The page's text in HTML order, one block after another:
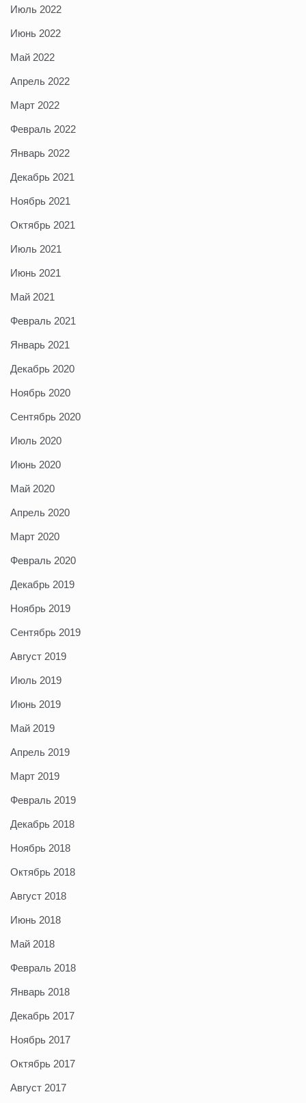
Июль 2022
Июнь 2022
Май 2022
Апрель 2022
Март 2022
Февраль 2022
Январь 2022
Декабрь 2021
Ноябрь 2021
Октябрь 2021
Июль 2021
Июнь 2021
Май 2021
Февраль 2021
Январь 2021
Декабрь 2020
Ноябрь 2020
Сентябрь 2020
Июль 2020
Июнь 2020
Май 2020
Апрель 2020
Март 2020
Февраль 2020
Декабрь 2019
Ноябрь 2019
Сентябрь 2019
Август 2019
Июль 2019
Июнь 2019
Май 2019
Апрель 2019
Март 2019
Февраль 2019
Декабрь 2018
Ноябрь 2018
Октябрь 2018
Август 2018
Июнь 2018
Май 2018
Февраль 2018
Январь 2018
Декабрь 2017
Ноябрь 2017
Октябрь 2017
Август 2017